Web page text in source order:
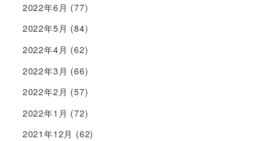
2022年6月 (77)
2022年5月 (84)
2022年4月 (62)
2022年3月 (66)
2022年2月 (57)
2022年1月 (72)
2021年12月 (62)